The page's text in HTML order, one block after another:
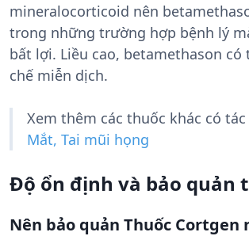
mineralocorticoid nên
trong những trường hợp bệnh lý
bất lợi. Liều cao, betamethason có
chế miễn dịch.
Xem thêm các thuốc khác có
Mắt, Tai mũi họng
Độ ổn định và bảo quản
Nên bảo quản Thuốc Cortgen